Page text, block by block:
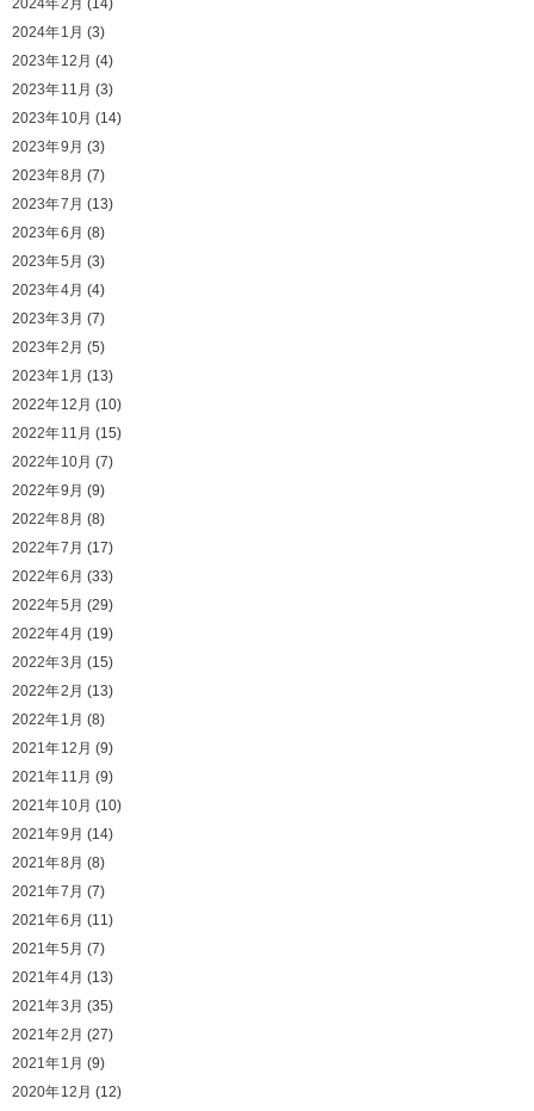
2024年2月 (14)
2024年1月 (3)
2023年12月 (4)
2023年11月 (3)
2023年10月 (14)
2023年9月 (3)
2023年8月 (7)
2023年7月 (13)
2023年6月 (8)
2023年5月 (3)
2023年4月 (4)
2023年3月 (7)
2023年2月 (5)
2023年1月 (13)
2022年12月 (10)
2022年11月 (15)
2022年10月 (7)
2022年9月 (9)
2022年8月 (8)
2022年7月 (17)
2022年6月 (33)
2022年5月 (29)
2022年4月 (19)
2022年3月 (15)
2022年2月 (13)
2022年1月 (8)
2021年12月 (9)
2021年11月 (9)
2021年10月 (10)
2021年9月 (14)
2021年8月 (8)
2021年7月 (7)
2021年6月 (11)
2021年5月 (7)
2021年4月 (13)
2021年3月 (35)
2021年2月 (27)
2021年1月 (9)
2020年12月 (12)